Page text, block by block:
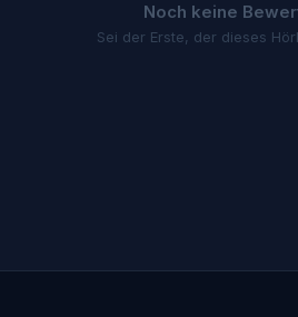
Noch keine
Sei der Erste, der dieses